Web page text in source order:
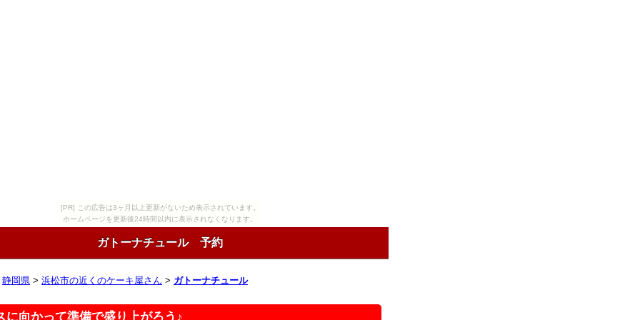
[PR] この広告は3ヶ月以上更新がないため表示されています。
ホームページを更新後24時間以内に表示されなくなります。
ガトーナチュール 予約
静岡県 > 浜松市の近くのケーキ屋さん > ガトーナチュール
に向かって準備で盛り上がろう♪